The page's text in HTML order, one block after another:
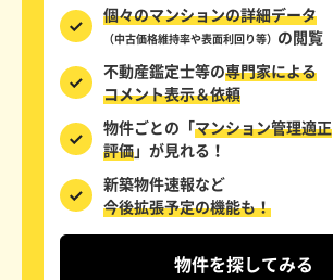
個々のマンションの詳細データ
（中古価格維持率や表面利回り等） の閲覧
不動産鑑定士等の専門家による
コメント表示＆依頼
物件ごとの「マンション管理適正
評価」が見れる！
新築物件速報など
今後拡張予定の機能も！
物件を探してみる